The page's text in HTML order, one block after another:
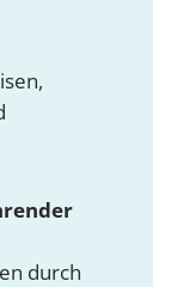
durch